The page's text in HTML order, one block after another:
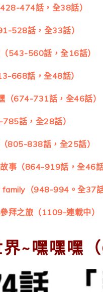
474話，全38話）
528話，全33話）
543-560話，全16話）
668話，全48話）
（674-731話，全46話）
話，全28話）
805-838話，全25話）
事（864-919話，全46話
family（948-994。全37話
拜之旅（1109-連載中）
~嘿嘿嘿